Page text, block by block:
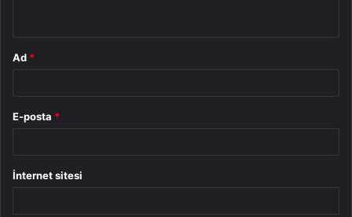
Ad *
E-posta *
İnternet sitesi